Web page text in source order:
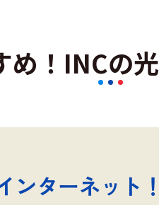
！ INCの
ンターネット！